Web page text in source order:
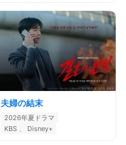
夫婦の結末
2026年夏ドラマ
KBS 、 Disney+